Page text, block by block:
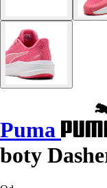
Puma
boty